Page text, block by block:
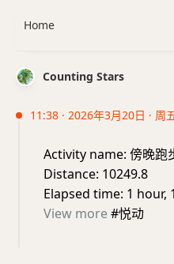
Counting Stars
11:38 · 2026年3月20日 · 周
Activity name: 傍晚跑
Distance: 10249.8
Elapsed time: 1 hour,
View more#悦动
Home